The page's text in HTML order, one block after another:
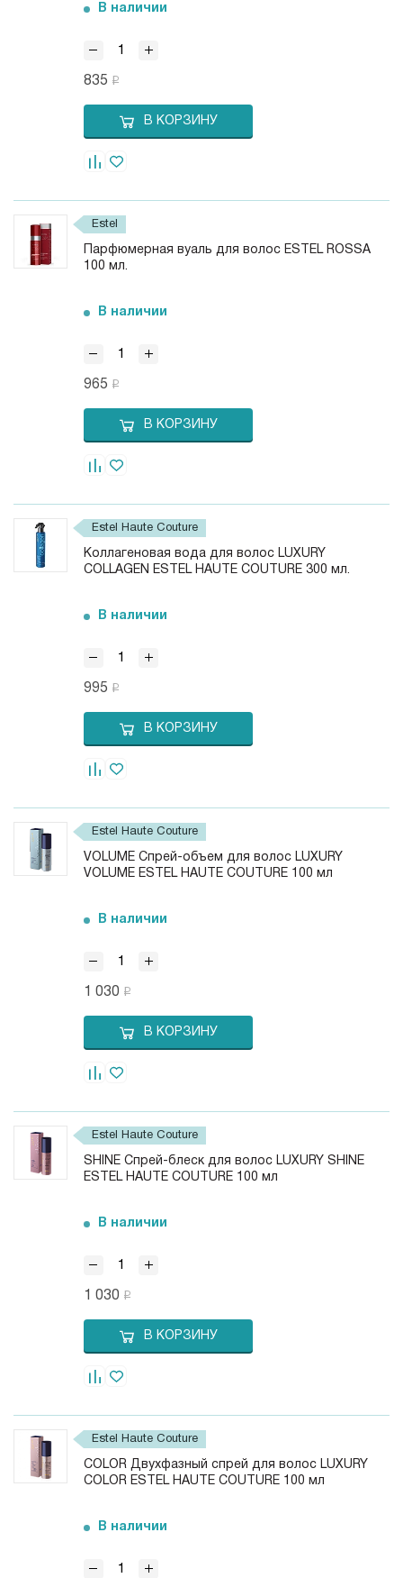
В наличии
835
В КОРЗИНУ
Estel
Парфюмерная вуаль для волос ESTEL ROSSA
100 мл.
В наличии
965
В КОРЗИНУ
Estel Haute Couture
Коллагеновая вода для волос LUXURY
COLLAGEN ESTEL HAUTE COUTURE 300 мл.
В наличии
995
В КОРЗИНУ
Estel Haute Couture
VOLUME Спрей-объем для волос LUXURY
VOLUME ESTEL HAUTE COUTURE 100 мл
В наличии
1 030
В КОРЗИНУ
Estel Haute Couture
SHINE Спрей-блеск для волос LUXURY SHINE
ESTEL HAUTE COUTURE 100 мл
В наличии
1 030
В КОРЗИНУ
Estel Haute Couture
COLOR Двухфазный спрей для волос LUXURY
COLOR ESTEL HAUTE COUTURE 100 мл
В наличии